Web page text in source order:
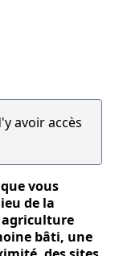
avoir accès
vous
de la
agriculture
bâti, une